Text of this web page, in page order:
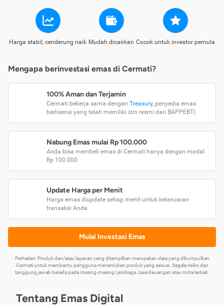
Harga stabil, cenderung naik Mudah dicairkan Cocok untuk investor pemula
Mengapa berinvestasi emas di Cermati?
100% Aman dan Terjamin
Cermati bekerja sama dengan Treasury, penyedia emas
berlisensi yang telah memiliki izin resmi dari BAPPEBTI.
Nabung Emas mulai Rp 100.000
Anda bisa membeli emas di Cermati hanya dengan modal
Rp 100.000
Update Harga per Menit
Harga emas diupdate setiap menit untuk kelancaran
transaksi Anda.
Mulai Investasi Emas
Perhatian: Produk dan/atau layanan yang ditampilkan merupakan data yang dikumpulkan
Cermati untuk membantu pengguna menemukan produk yang sesuai. Segala risiko dan
tanggung jawab berada pada masing-masing Lembaga Jasa Keuangan atau mitra terkait.
Tentang Emas Digital